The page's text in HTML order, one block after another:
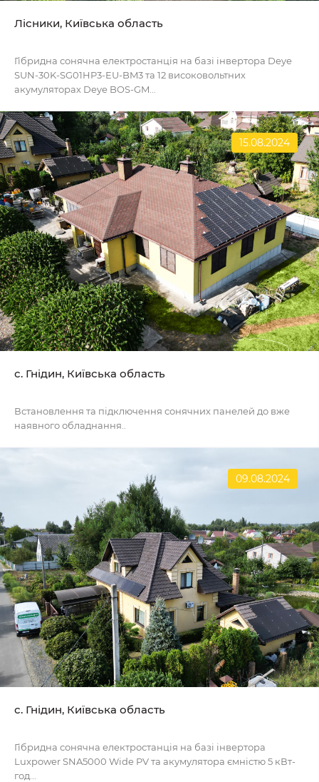
Лісники, Київська область
Гібридна сонячна електростанція на базі інвертора Deye
SUN-30K-SG01HP3-EU-BM3 та 12 високовольтних
акумуляторах Deye BOS-GM...
15.08.2024
с. Гнідин, Київська область
Встановлення та підключення сонячних панелей до вже
наявного обладнання..
09.08.2024
с. Гнідин, Київська область
Гібридна сонячна електростанція на базі інвертора
Luxpower SNA5000 Wide PV та акумулятора ємністю 5 кВт-
год...